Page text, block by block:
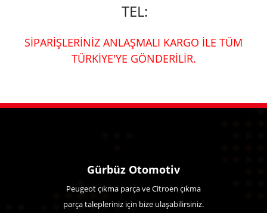
TEL:
SİPARİŞLERİNİZ ANLAŞMALI KARGO İLE TÜM
TÜRKİYE'YE GÖNDERİLİR.
Gürbüz Otomotiv
Peugeot çıkma parça ve Citroen çıkma
parça talepleriniz için bize ulaşabilirsiniz.